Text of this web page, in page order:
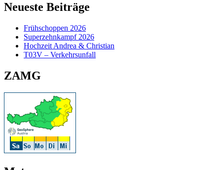
Neueste Beiträge
Frühschoppen 2026
Superzehnkampf 2026
Hochzeit Andrea & Christian
T03V – Verkehrsunfall
ZAMG